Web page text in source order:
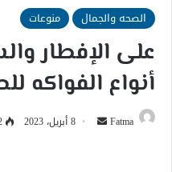
الصحه والجمال
منوعات
على الإفطار
أنواع الفواكه
Fatma
أرسل 8 أبريل، 2023